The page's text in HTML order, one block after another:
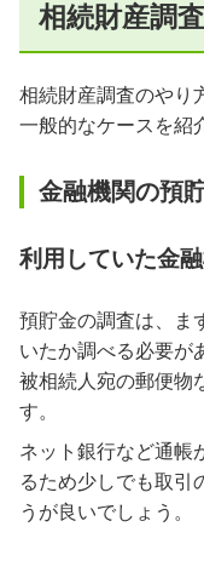
相続財産調
相続財産調査のやり
一般的なケースを紹
金融機関の預
利用していた金
預貯金の調査は、ま
いたか調べる必要が
被相続人宛の郵便物
す。
ネット銀行など通帳
るため少しでも取引
うが良いでしょう。